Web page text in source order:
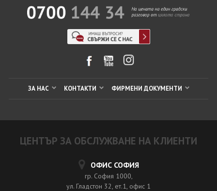
ЗА НАС КОНТАКТИ ФИРМЕНИ ДОКУМЕНТИ
ЦЕНТЪР ЗА ОБСЛУЖВАНЕ НА КЛИЕНТИ
ОФИС СОФИЯ
гр. София 1000,
ул. Гладстон 32, ет.1, офис 1